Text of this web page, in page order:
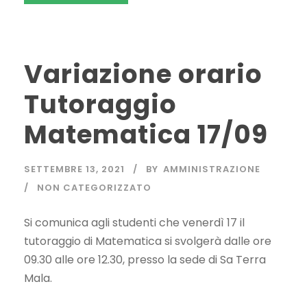
Variazione orario
Tutoraggio
Matematica 17/09
SETTEMBRE 13, 2021 BY AMMINISTRAZIONE
NON CATEGORIZZATO
Si comunica agli studenti che venerdì 17 il
tutoraggio di Matematica si svolgerà dalle ore
09.30 alle ore 12.30, presso la sede di Sa Terra
Mala.